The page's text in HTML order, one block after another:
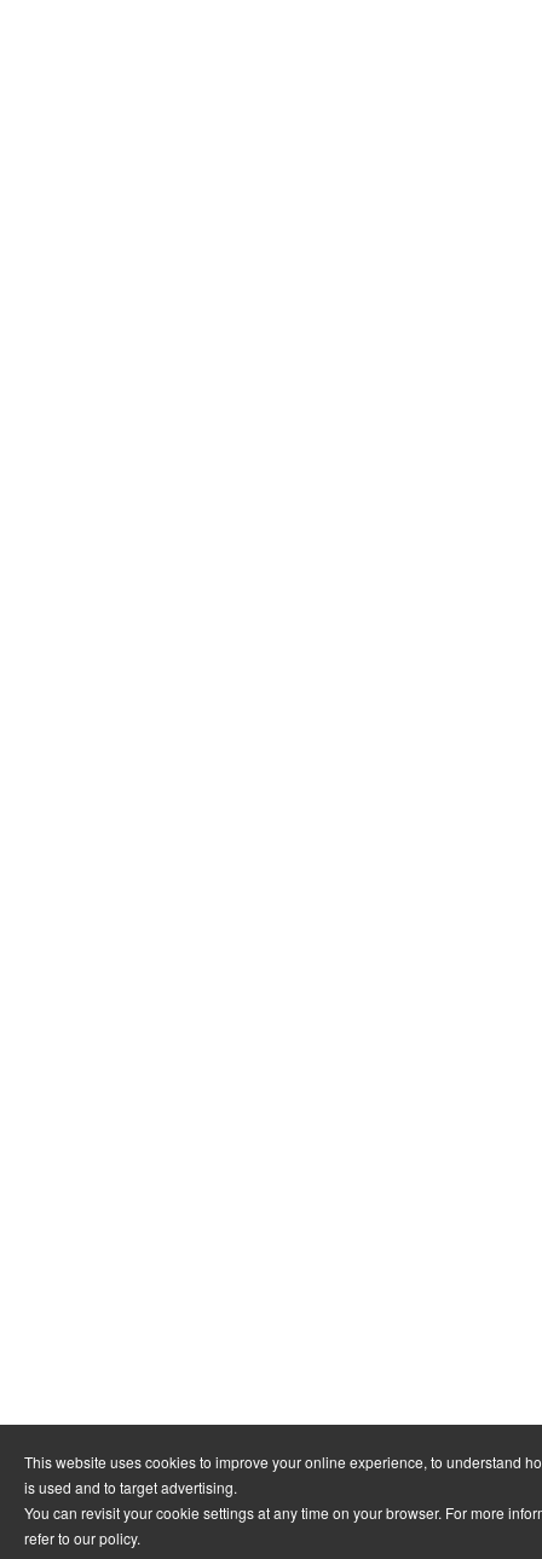
This website uses cookies to improve your online experience, to understand
is used and to target advertising.
You can revisit your cookie settings at any time on your browser. For more
refer to our policy.